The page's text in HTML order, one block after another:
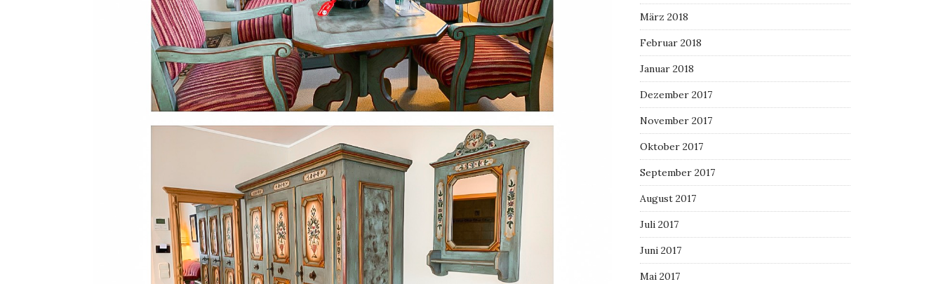
März 2018
Februar 2018
Januar 2018
Dezember 2017
November 2017
Oktober 2017
September 2017
August 2017
Juli 2017
Juni 2017
Mai 2017